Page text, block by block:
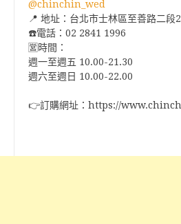
@chinchin_wed
📍 地址：台北市士林區至善路二段
☎️電話：02 2841 1996
🈺️時間：
週一至週五 10.00-21.30
週六至週日 10.00-22.00
👉訂購網址：https://